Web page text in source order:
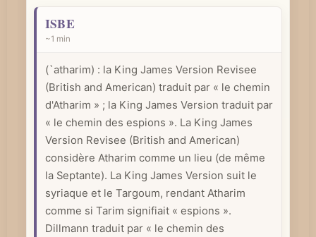
e
p
i
b
l
i
q
ISBE
~1 min
(`atharim) : la King James Version Revisee
(British and American) traduit par « le chemin
d'Atharim » ; la King James Version traduit par
« le chemin des espions ». La King James
Version Revisee (British and American)
considère Atharim comme un lieu (de même
la Septante). La King James Version suit le
syriaque et le Targoum, rendant Atharim
comme si Tarim signifiait « espions ».
Dillmann traduit par « le chemin des